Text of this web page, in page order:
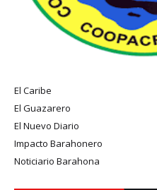
El Caribe
El Guazarero
El Nuevo Diario
Impacto Barahonero
Noticiario Barahona